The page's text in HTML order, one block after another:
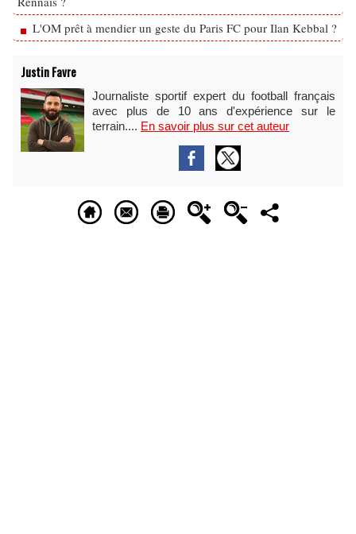
L'OM prêt à mendier un geste du Paris FC pour Ilan Kebbal ?
Justin Favre
Journaliste sportif expert du football français
avec plus de 10 ans d'expérience sur le
terrain.... En savoir plus sur cet auteur